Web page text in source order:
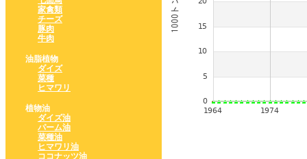
家禽類
チーズ
豚肉
牛肉
油脂植物
ダイズ
菜種
ヒマワリ
植物油
ダイズ油
パーム油
菜種油
ヒマワリ油
ココナッツ油